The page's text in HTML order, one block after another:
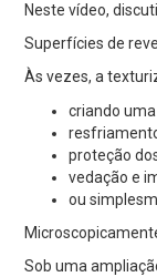
Neste vídeo,
Superfícies de
Às vezes, a
criando
proteção
vedação e
ou
Sob uma